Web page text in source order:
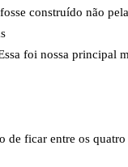
construído não
foi nossa principal
de ficar entre os quatro